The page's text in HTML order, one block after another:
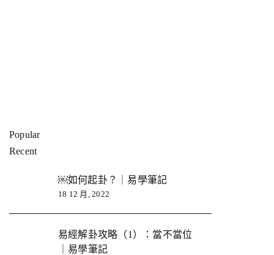
Popular
Recent
￼如何起卦？｜易學筆記
18 12 月, 2022
易經解卦攻略（1）：當不當位
｜易學筆記